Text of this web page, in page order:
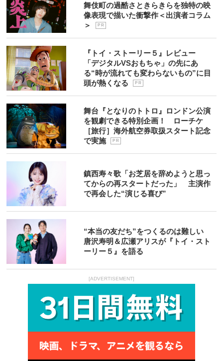
舞伎町の過酷さときらきらを独特の映
像表現で描いた衝撃作＜出演者コラム
＞
P R
『トイ・ストーリー５』レビュー
「デジタルVSおもちゃ」の先にあ
る“時が流れても変わらないもの”に目
頭が熱くなる
P R
舞台『となりのトトロ』ロンドン公演
を観劇できる特別企画！ ローチケ
［旅行］海外航空券取扱スタート記念
で実施
P R
鎮西寿々歌「お芝居を辞めようと思っ
てからの再スタートだった」 主演作
で再会した“演じる喜び”
“本当の友だち”をつくるのは難しい
唐沢寿明＆広瀬アリスが『トイ・スト
ーリー５』を語る
[ADVERTISEMENT]